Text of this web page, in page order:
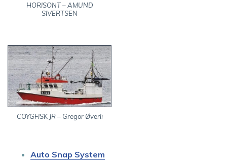
HORISONT – AMUND
SIVERTSEN
COYGFISK JR – Gregor Øverli
Auto Snap System